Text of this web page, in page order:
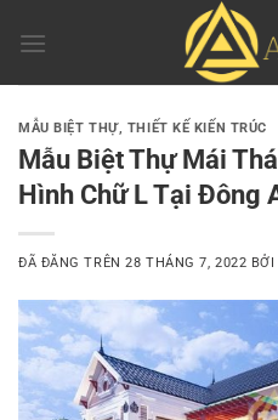
đến
MẪU BIỆT THỰ, THIẾT KẾ KIẾN TRÚC
Mẫu Biệt Thự Mái
Hình Chữ L Tại Đông
ĐÃ ĐĂNG TRÊN28 THÁNG 7, 2022